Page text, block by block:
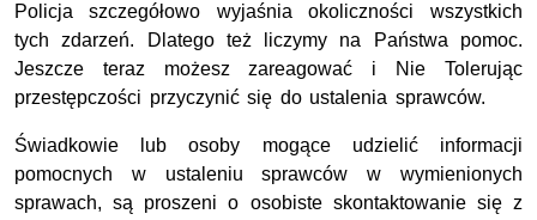
Policja szczegółowo wyjaśnia okoliczności wszystkich
tych zdarzeń. Dlatego też liczymy na Państwa pomoc.
Jeszcze teraz możesz zareagować i Nie Tolerując
przestępczości przyczynić się do ustalenia sprawców.
Świadkowie lub osoby mogące udzielić informacji
pomocnych w ustaleniu sprawców w wymienionych
sprawach, są proszeni o osobiste skontaktowanie się z